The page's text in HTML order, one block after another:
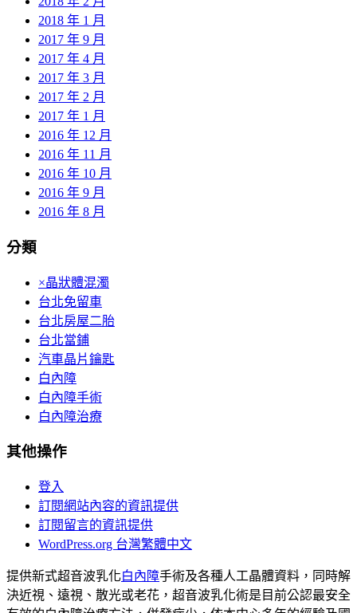
2018 年 1 月
2017 年 9 月
2017 年 4 月
2017 年 3 月
2017 年 2 月
2017 年 1 月
2016 年 12 月
2016 年 11 月
2016 年 10 月
2016 年 9 月
2016 年 8 月
分類
×晶狀體混濁
台北免留車
台北房屋二胎
台北當鋪
汽車晶片鑰匙
白內障
白內障手術
白內障治療
其他操作
登入
訂閱網站內容的資訊提供
訂閱留言的資訊提供
WordPress.org 台灣繁體中文
提供新式超音波乳化白內障手術及各種人工晶體資料，同時解
決近視、遠視、散光或老花，超音波乳化術是目前公認最安全